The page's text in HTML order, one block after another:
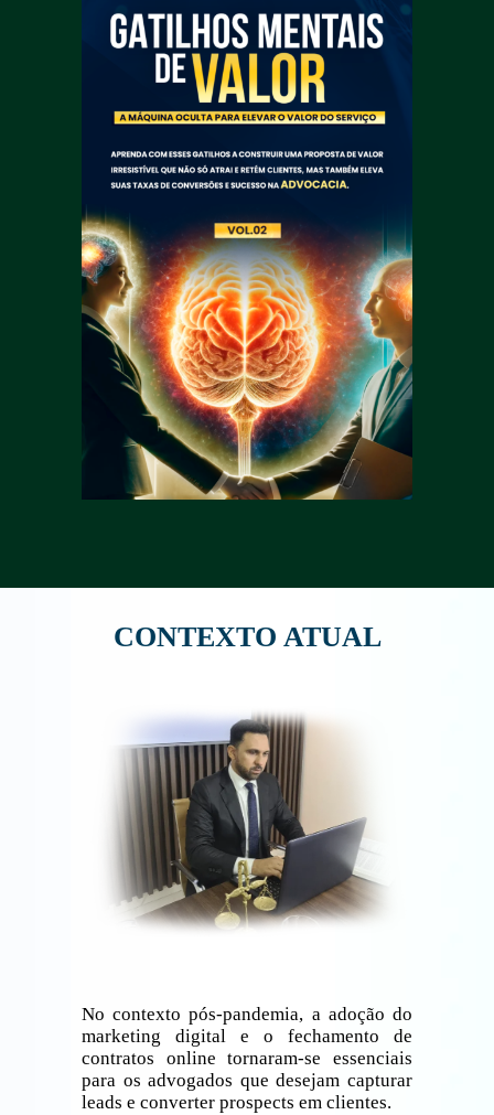
CONTEXTO ATUAL
No contexto pós-pandemia, a adoção do
marketing digital e o fechamento de
contratos online tornaram-se essenciais
para os advogados que desejam capturar
leads e converter prospects em clientes.